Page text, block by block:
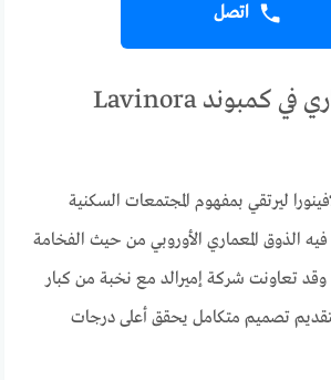
اتصل
التصميم المعماري في كمبوند Lavinora
ليرتقي بمفهوم المجتمعات السكنية
الذوق المعماري الأوروبي من حيث الفخامة
تعاونت شركة إميرالد مع نخبة من كبار
لتقديم تصميم متكامل يحقق أعلى درجات